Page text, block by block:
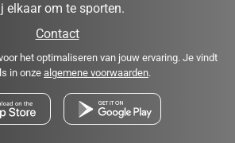
elkaar om te sporten.
Contact
het optimaliseren van jouw ervaring. Je vindt
in onzealgemene voorwaarden.